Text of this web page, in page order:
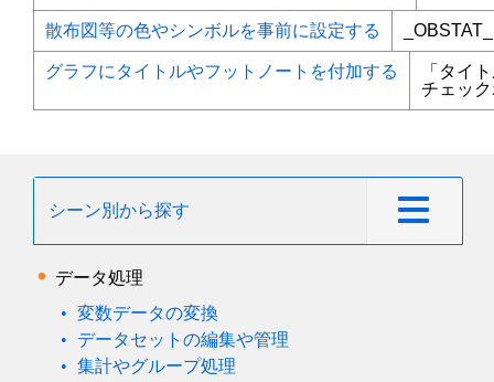
散布図等の色やシンボルを事前に設定する _OBSTAT_
グラフにタイトルやフットノートを付加する
「タイ
チェッ
シーン別から探す
データ処理
変数データの変換
データセットの編集や管理
集計やグループ処理